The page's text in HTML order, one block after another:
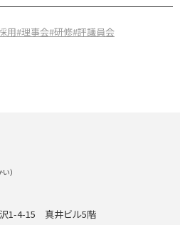
用#理事会#研修#評議員会
）
1-4-15 真井ビル5階